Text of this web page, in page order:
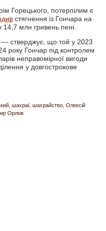
Горецького, потерпілим є
стягнення із Гончара на
14,7 млн гривень пені.
— стверджує, що той у 2023
року Гончар під контролем
неправомірної вигоди
у довгострокове
шахраї шахрайство Олексій
Орлов